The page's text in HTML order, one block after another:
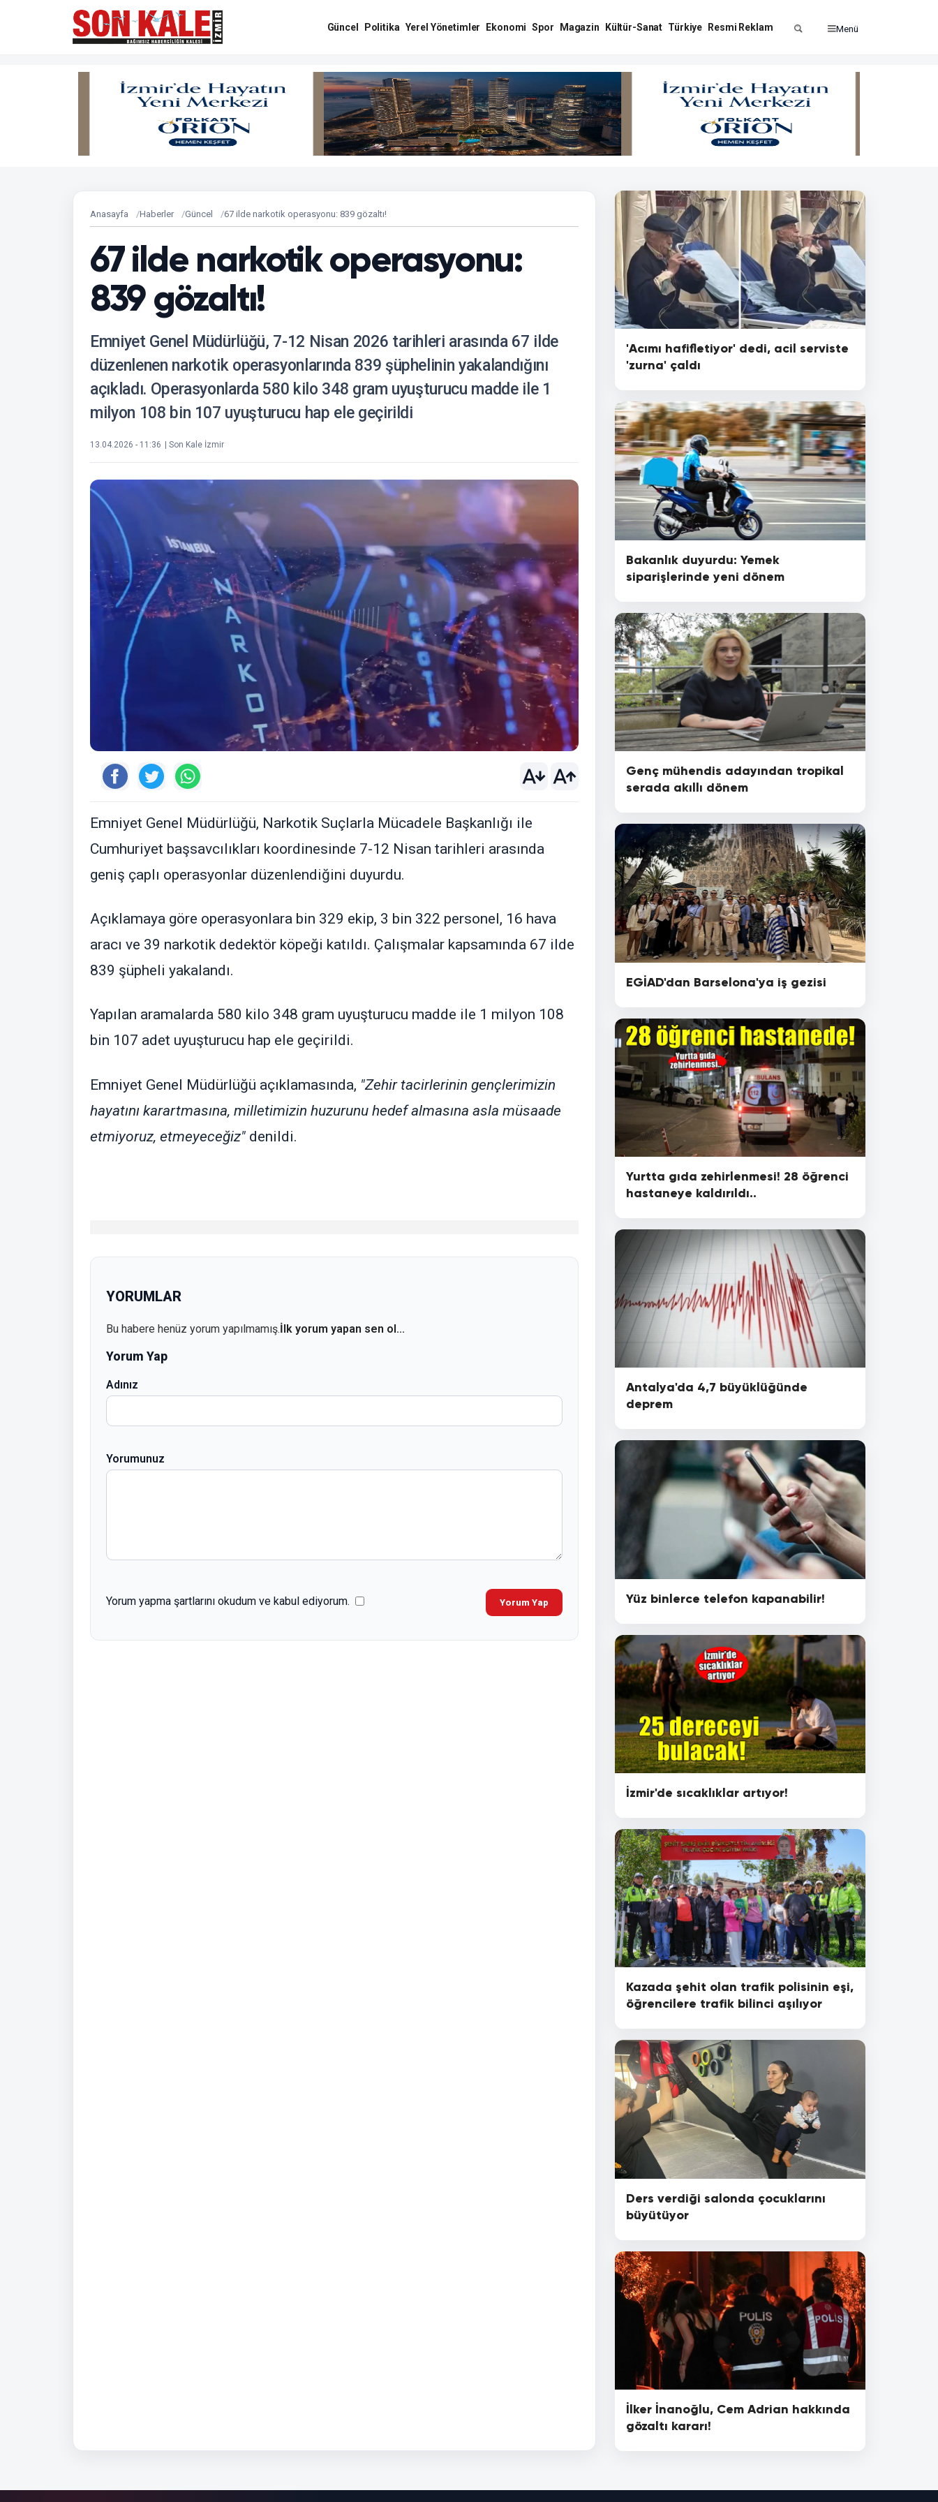
Güncel Politika Yerel Yönetimler Ekonomi Spor Magazin Kültür-Sanat Türkiye Resmi Reklam Menü
Anasayfa Haberler Güncel 67 ilde narkotik operasyonu: 839 gözaltı!
67 ilde narkotik operasyonu:
839 gözaltı!
Emniyet Genel Müdürlüğü, 7-12 Nisan 2026 tarihleri arasında 67 ilde
düzenlenen narkotik operasyonlarında 839 şüphelinin yakalandığını
açıkladı. Operasyonlarda 580 kilo 348 gram uyuşturucu madde ile 1
milyon 108 bin 107 uyuşturucu hap ele geçirildi
13.04.2026 - 11:36 | Son Kale İzmir
Emniyet Genel Müdürlüğü, Narkotik Suçlarla Mücadele Başkanlığı ile
Cumhuriyet başsavcılıkları koordinesinde 7-12 Nisan tarihleri arasında
geniş çaplı operasyonlar düzenlendiğini duyurdu.
Açıklamaya göre operasyonlara bin 329 ekip, 3 bin 322 personel, 16 hava
aracı ve 39 narkotik dedektör köpeği katıldı. Çalışmalar kapsamında 67 ilde
839 şüpheli yakalandı.
Yapılan aramalarda 580 kilo 348 gram uyuşturucu madde ile 1 milyon 108
bin 107 adet uyuşturucu hap ele geçirildi.
Emniyet Genel Müdürlüğü açıklamasında, "Zehir tacirlerinin gençlerimizin
hayatını karartmasına, milletimizin huzurunu hedef almasına asla müsaade
etmiyoruz, etmeyeceğiz" denildi.
YORUMLAR
Bu habere henüz yorum yapılmamış.İlk yorum yapan sen ol...
Yorum Yap
Adınız
Yorumunuz
Yorum yapma şartlarını okudum ve kabul ediyorum. Yorum Yap
'Acımı hafifletiyor' dedi, acil serviste
'zurna' çaldı
Bakanlık duyurdu: Yemek
siparişlerinde yeni dönem
Genç mühendis adayından tropikal
serada akıllı dönem
EGİAD'dan Barselona'ya iş gezisi
Yurtta gıda zehirlenmesi! 28 öğrenci
hastaneye kaldırıldı..
Antalya'da 4,7 büyüklüğünde
deprem
Yüz binlerce telefon kapanabilir!
İzmir'de sıcaklıklar artıyor!
Kazada şehit olan trafik polisinin eşi,
öğrencilere trafik bilinci aşılıyor
Ders verdiği salonda çocuklarını
büyütüyor
İlker İnanoğlu, Cem Adrian hakkında
gözaltı kararı!